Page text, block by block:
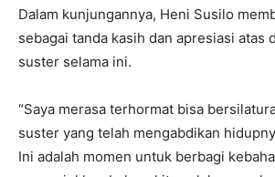
Dalam kunjungannya, Heni Susilo
sebagai tanda kasih dan apresiasi atas
suster selama ini.
“Saya merasa terhormat bisa
suster yang telah mengabdikan
Ini adalah momen untuk berbagi